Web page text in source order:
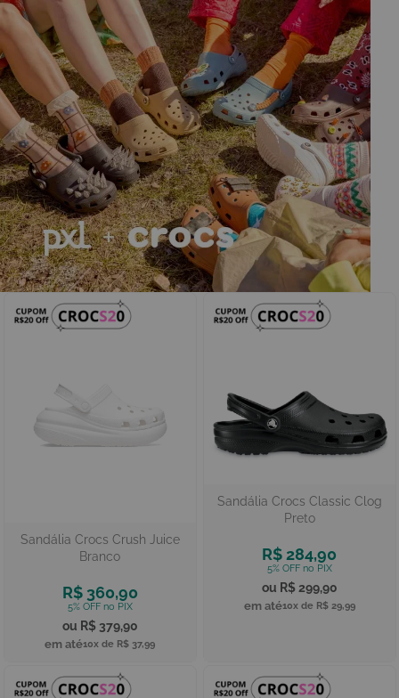
Sandália Crocs Crush Juice
Branco
R$ 360,90
R$ 379,90
10x de R$ 37,99
Sandália Crocs Classic Clog
Preto
R$ 284,90
R$ 299,90
10x de R$ 29,99